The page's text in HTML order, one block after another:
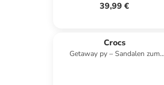
39,99 €
Crocs
Getaway py – Sandalen zum